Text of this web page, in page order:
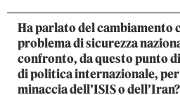
Ha parlato del cambiamento
problema di sicurezza
confronto, da questo punto
di politica internazionale,
minaccia dell’ISIS o dell’Iran?